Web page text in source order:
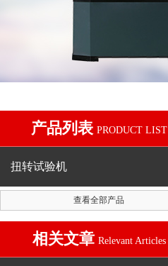
产品列表 PRODUCT LIST
扭转试验机
查看全部产品
相关文章 Relevant Articles